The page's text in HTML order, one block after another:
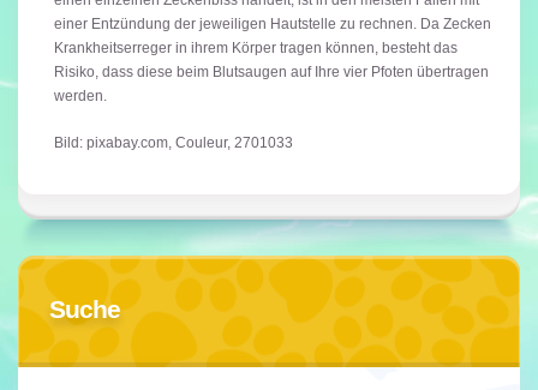
einer Entzündung der jeweiligen Hautstelle zu rechnen. Da Zecken
Krankheitserreger in ihrem Körper tragen können, besteht das
Risiko, dass diese beim Blutsaugen auf Ihre vier Pfoten übertragen
werden.
Bild: pixabay.com, Couleur, 2701033
Suche